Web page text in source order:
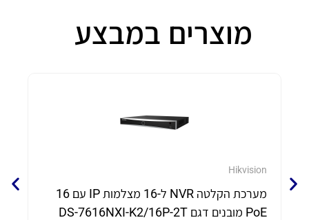
מוצרים במבצע
Hikvision
מערכת הקלטה NVR ל-16 מצלמות IP עם 16
PoE מובנים דגם DS-7616NXI-K2/16P-2T